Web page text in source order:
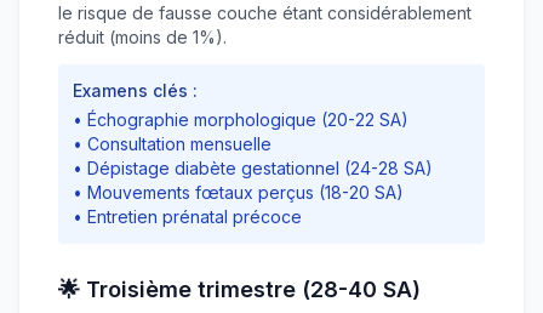
le risque de fausse couche étant considérablement
réduit (moins de 1%).
Examens clés :
• Échographie morphologique (20-22 SA)
• Consultation mensuelle
• Dépistage diabète gestationnel (24-28 SA)
• Mouvements fœtaux perçus (18-20 SA)
• Entretien prénatal précoce
🌟 Troisième trimestre (28-40 SA)